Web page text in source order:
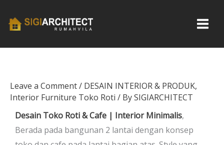
Leave a Comment/ DESAIN INTERIOR & PRODUK,
Interior Furniture Toko Roti / BySIGIARCHITECT
Desain Toko Roti & Cafe | Interior Minimalis,
Berada pada bangunan 2 lantai dengan konsep